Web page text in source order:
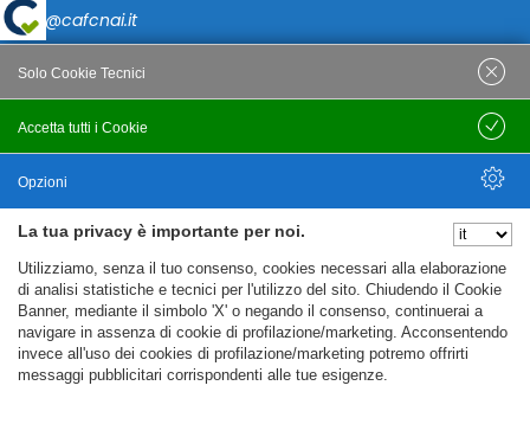
caf@cafcnai.it
Posta Certificata
PRIVACY
Note Legali
Policy
Cookie Policy
La tua privacy è importante per noi.
Utilizziamo, senza il tuo consenso, cookies necessari alla elaborazione
di analisi statistiche e tecnici per l'utilizzo del sito. Chiudendo il Cookie
Banner, mediante il simbolo 'X' o negando il consenso, continuerai a
navigare in assenza di cookie di profilazione/marketing. Acconsentendo
invece all'uso dei cookies di profilazione/marketing potremo offrirti
messaggi pubblicitari corrispondenti alle tue esigenze.
Accetta tutti i Cookie
Solo Cookie Tecnici
Salva
Opzioni
Nascondi Opzioni